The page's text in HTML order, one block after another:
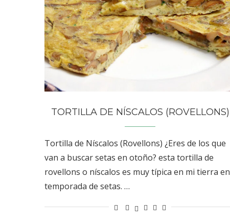
TORTILLA DE NÍSCALOS (ROVELLONS)
Tortilla de Níscalos (Rovellons) ¿Eres de los que
van a buscar setas en otoño? esta tortilla de
rovellons o níscalos es muy típica en mi tierra en
temporada de setas. …